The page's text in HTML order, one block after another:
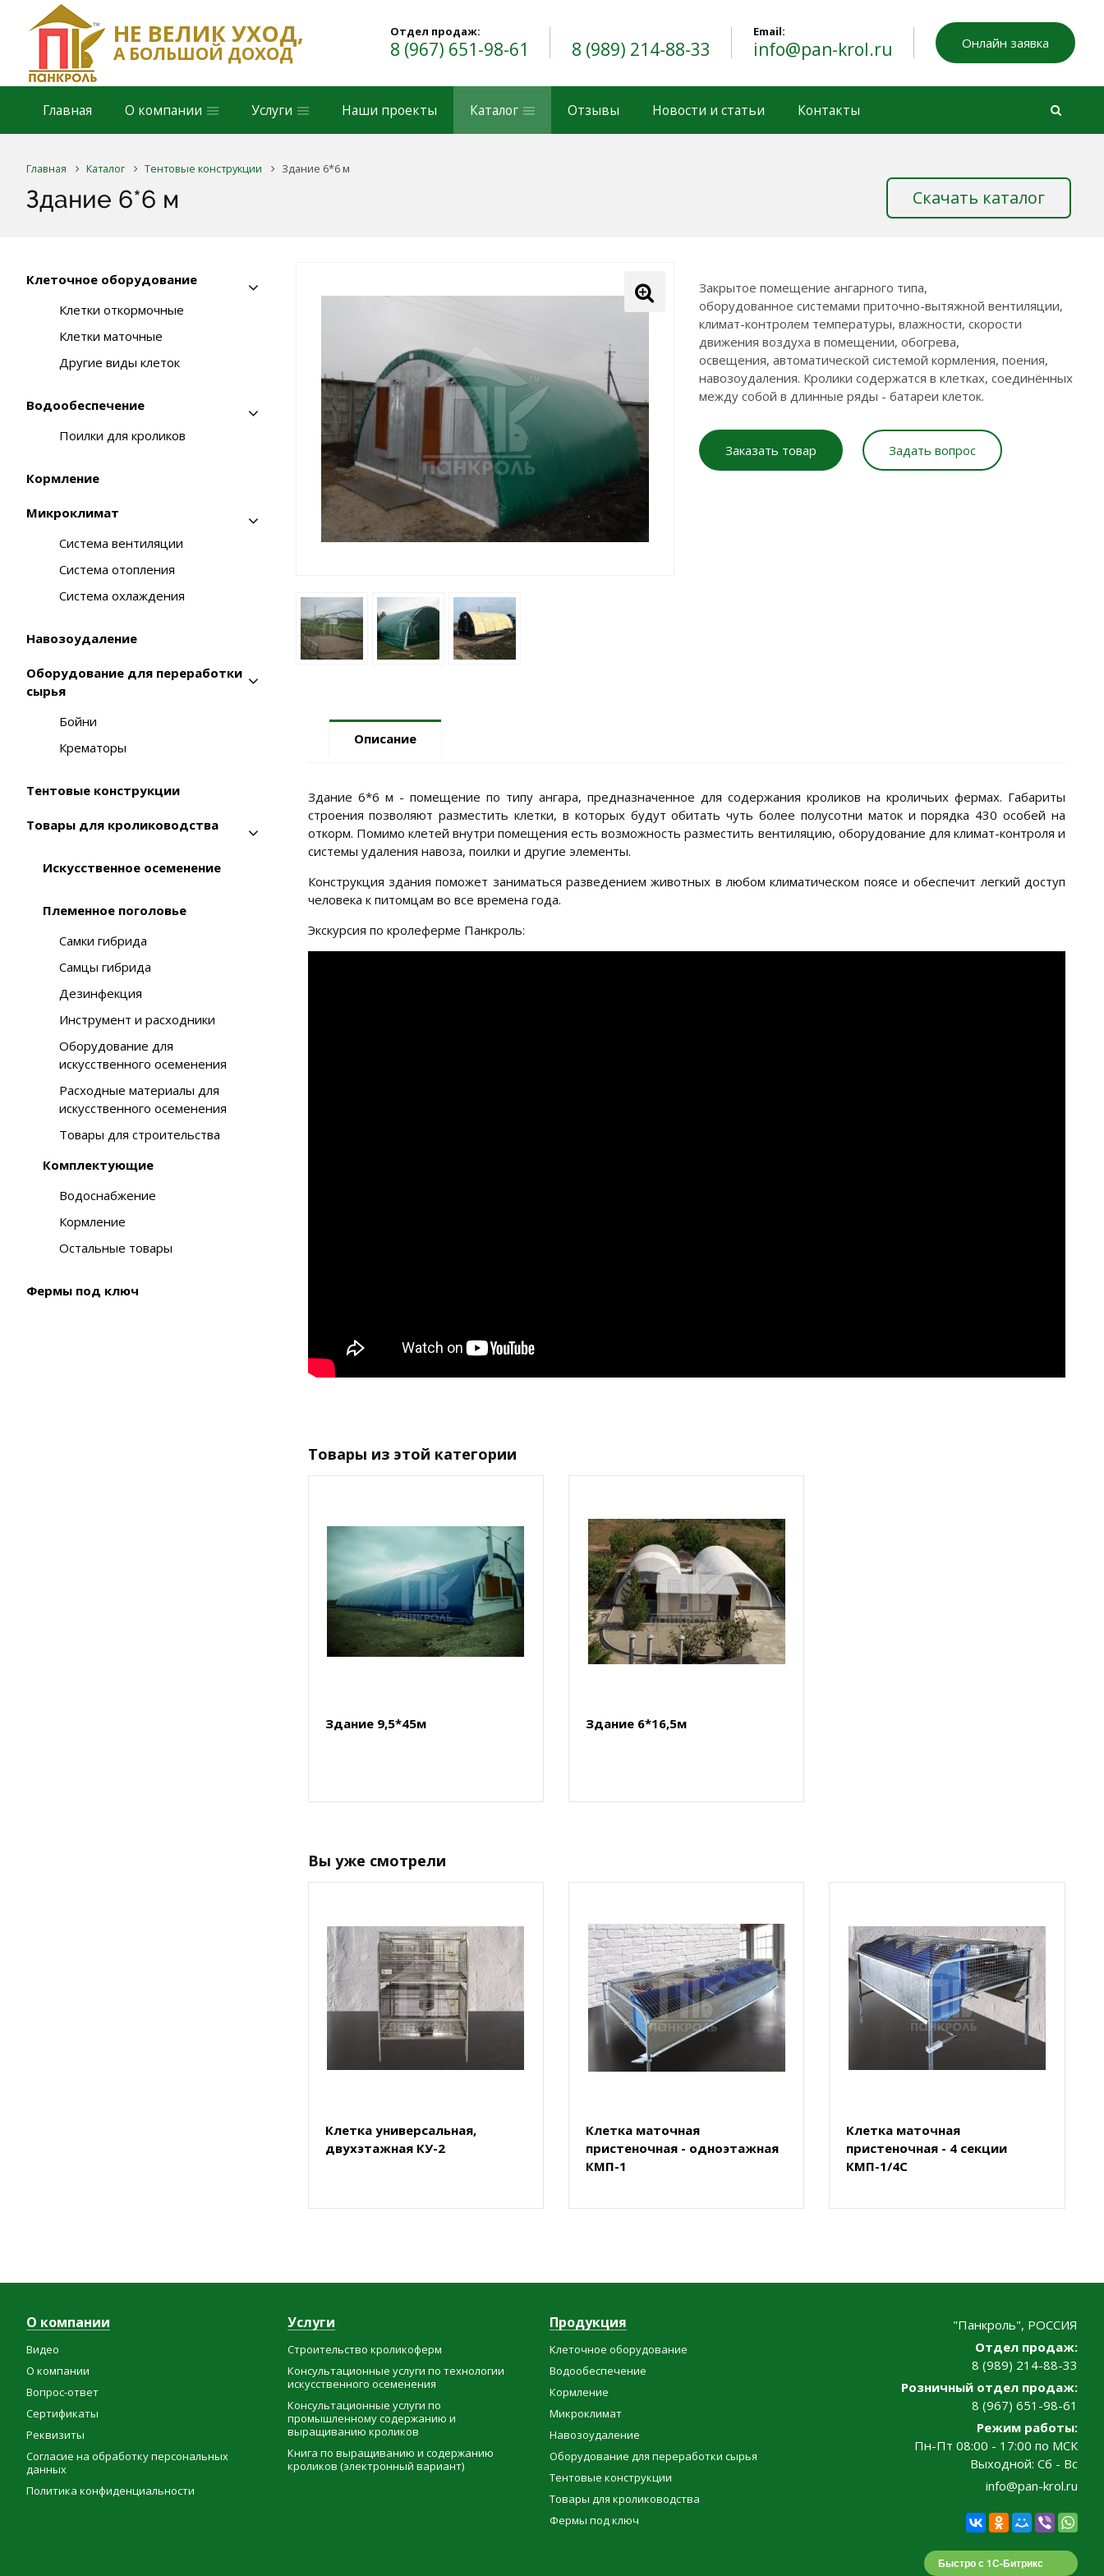
НЕ ВЕЛИК УХОД,
А БОЛЬШОЙ ДОХОД
Отдел продаж:
8 (967) 651-98-61 8 (989) 214-88-33
Email:
info@pan-krol.ru Онлайн заявка
Главная О компании Услуги Наши проекты Каталог Отзывы Новости и статьи Контакты
Главная Каталог Тентовые конструкции Здание 6*6 м
Здание 6*6 м Скачать каталог
Клеточное оборудование
Клетки откормочные
Клетки маточные
Другие виды клеток
Водообеспечение
Поилки для кроликов
Кормление
Микроклимат
Система вентиляции
Система отопления
Система охлаждения
Навозоудаление
Оборудование для переработки
сырья
Бойни
Крематоры
Тентовые конструкции
Товары для кролиководства
Искусственное осеменение
Племенное поголовье
Самки гибрида
Самцы гибрида
Дезинфекция
Инструмент и расходники
Оборудование для
искусственного осеменения
Расходные материалы для
искусственного осеменения
Товары для строительства
Комплектующие
Водоснабжение
Кормление
Остальные товары
Фермы под ключ
Закрытое помещение ангарного типа,
оборудованное системами приточно-вытяжной вентиляции,
климат-контролем температуры, влажности, скорости
движения воздуха в помещении, обогрева,
освещения, автоматической системой кормления, поения,
навозоудаления. Кролики содержатся в клетках, соединённых
между собой в длинные ряды - батареи клеток.
Заказать товар Задать вопрос
Описание
Здание 6*6 м - помещение по типу ангара, предназначенное для содержания кроликов на кроличьих фермах. Габариты
строения позволяют разместить клетки, в которых будут обитать чуть более полусотни маток и порядка 430 особей на
откорм. Помимо клетей внутри помещения есть возможность разместить вентиляцию, оборудование для климат-контроля и
системы удаления навоза, поилки и другие элементы.
Конструкция здания поможет заниматься разведением животных в любом климатическом поясе и обеспечит легкий доступ
человека к питомцам во все времена года.
Экскурсия по кролеферме Панкроль:
Товары из этой категории
Здание 9,5*45м Здание 6*16,5м
Вы уже смотрели
Клетка универсальная,
двухэтажная КУ-2
Клетка маточная
пристеночная - одноэтажная
КМП-1
Клетка маточная
пристеночная - 4 секции
КМП-1/4С
О компании
Видео
О компании
Вопрос-ответ
Сертификаты
Реквизиты
Согласие на обработку персональных
данных
Политика конфиденциальности
Услуги
Строительство кроликоферм
Консультационные услуги по технологии
искусственного осеменения
Консультационные услуги по
промышленному содержанию и
выращиванию кроликов
Книга по выращиванию и содержанию
кроликов (электронный вариант)
Продукция
Клеточное оборудование
Водообеспечение
Кормление
Микроклимат
Навозоудаление
Оборудование для переработки сырья
Тентовые конструкции
Товары для кролиководства
Фермы под ключ
"Панкроль", РОССИЯ
Отдел продаж:
8 (989) 214-88-33
Розничный отдел продаж:
8 (967) 651-98-61
Режим работы:
Пн-Пт 08:00 - 17:00 по МСК
Выходной: Сб - Вс
info@pan-krol.ru
Быстро с 1С-Битрикс